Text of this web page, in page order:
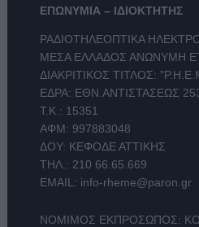
ΕΠΩΝΥΜΙΑ – ΙΔΙΟΚΤΗΤΗΣ
ΡΑΔΙΟΤΗΛΕΟΠΤΙΚΑ
ΜΕΣΑ ΕΛΛΑΔΟΣ ΑΝΩΝΥΜΗ
ΔΙΑΚΡΙΤΙΚΟΣ ΤΙΤΛΟΣ:
ΕΔΡΑ: ΕΘΝ.ΑΝΤΙΣΤΑΣΕΩΣ
Τ.Κ.: 15351
ΑΦΜ: 997883048
ΔΟΥ: ΚΕΦΟΔΕ ΑΤΤΙΚΗΣ
ΤΗΛ.: 210 66.65.669
EMAIL: info-rheme@paron.gr
ΝΟΜΙΜΟΣ ΕΚΠΡΟΣΩΠΟΣ: